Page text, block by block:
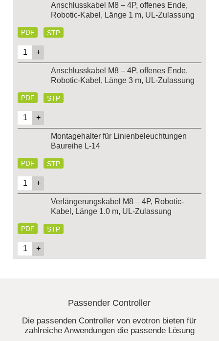
Anschlusskabel M8 – 4P, offenes Ende,
Robotic-Kabel, Länge 1 m, UL-Zulassung
PDF STP
Anschlusskabel M8 – 4P, offenes Ende,
Robotic-Kabel, Länge 3 m, UL-Zulassung
PDF STP
Montagehalter für Linienbeleuchtungen
Baureihe L-14
PDF STP
Verlängerungskabel M8 – 4P, Robotic-
Kabel, Länge 1.0 m, UL-Zulassung
PDF STP
Passender Controller
Die passenden Controller von evotron bieten für
zahlreiche Anwendungen die passende Lösung